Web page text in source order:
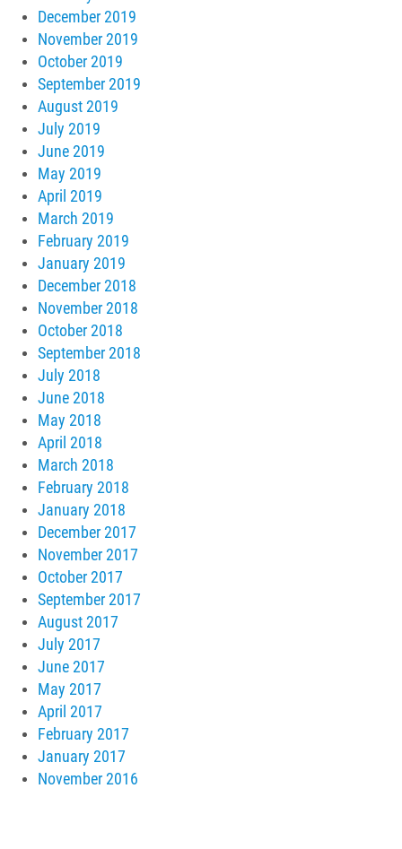
December 2019
November 2019
October 2019
September 2019
August 2019
July 2019
June 2019
May 2019
April 2019
March 2019
February 2019
January 2019
December 2018
November 2018
October 2018
September 2018
July 2018
June 2018
May 2018
April 2018
March 2018
February 2018
January 2018
December 2017
November 2017
October 2017
September 2017
August 2017
July 2017
June 2017
May 2017
April 2017
February 2017
January 2017
November 2016